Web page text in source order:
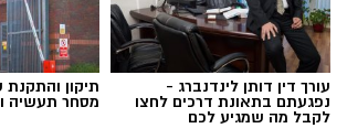
עורך דין דותן לינדנברג -
נפגעתם בתאונת דרכים לחצו
לקבל מה שמגיע לכם
תיקון
מסחר תעשיה